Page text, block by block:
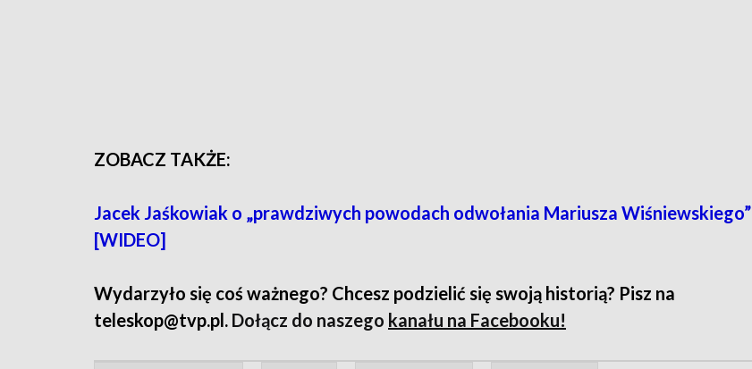
ZOBACZ TAKŻE:
Jacek Jaśkowiak o „prawdziwych powodach odwołania Mariusza Wiśniewskiego”
[WIDEO]
Wydarzyło się coś ważnego? Chcesz podzielić się swoją historią? Pisz na
teleskop@tvp.pl. Dołącz do naszego kanału na Facebooku!